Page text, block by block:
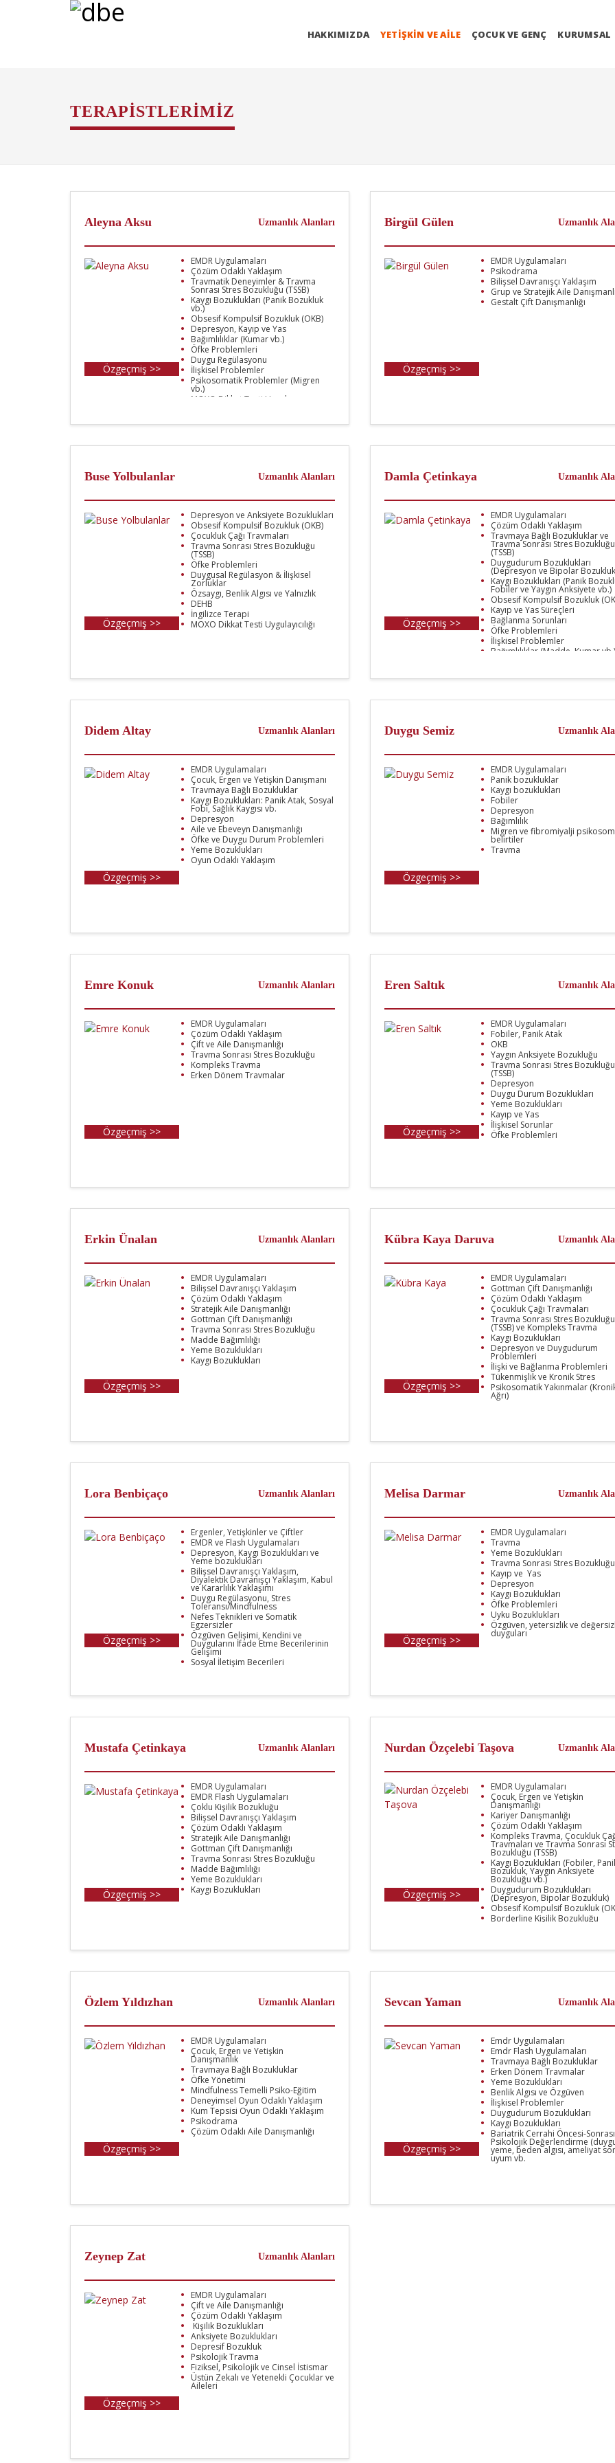
HAKKIMIZDA YETIŞKIN VE AILE ÇOCUK VE GENÇ KURUMSAL
TERAPISTLERIMIZ
Aleyna Aksu Uzmanlık Alanları
EMDR Uygulamaları
Çözüm Odaklı Yaklaşım
Travmatik Deneyimler & Travma
Sonrası Stres Bozukluğu (TSSB)
Kaygı Bozuklukları (Panik Bozukluk
vb.)
Obsesif Kompulsif Bozukluk (OKB)
Depresyon, Kayıp ve Yas
Bağımlılıklar (Kumar vb.)
Öfke Problemleri
Duygu Regülasyonu
İlişkisel Problemler
Psikosomatik Problemler (Migren
vb.)
MOXO Dikkat Testi Uygulaması
Özgeçmiş >>
Birgül Gülen Uzmanlık
EMDR Uygulamaları
Psikodrama
Bilişsel Davranışçı Yaklaşım
Grup ve Stratejik Aile
Gestalt Çift Danışmanlığı
Özgeçmiş >>
Buse Yolbulanlar Uzmanlık Alanları
Depresyon ve Anksiyete Bozuklukları
Obsesif Kompulsif Bozukluk (OKB)
Çocukluk Çağı Travmaları
Travma Sonrası Stres Bozukluğu
(TSSB)
Öfke Problemleri
Duygusal Regülasyon & İlişkisel
Zorluklar
Özsaygı, Benlik Algısı ve Yalnızlık
DEHB
İngilizce Terapi
MOXO Dikkat Testi Uygulayıcılığı
Özgeçmiş >>
Damla Çetinkaya Uzmanlık
EMDR Uygulamaları
Çözüm Odaklı Yaklaşım
Travmaya Bağlı Bozukluklar ve
Travma Sonrası Stres Bozukluğu
(TSSB)
Duygudurum Bozuklukları
(Depresyon ve Bipolar
Kaygı Bozuklukları (Panik
Fobiler ve Yaygın Anksiyete vb.)
Obsesif Kompulsif Bozukluk
Kayıp ve Yas Süreçleri
Bağlanma Sorunları
Öfke Problemleri
İlişkisel Problemler
Bağımlılıklar (Madde, Kumar vb.)
Moxo Dikkat Ölçme Testi
Özgeçmiş >>
Didem Altay Uzmanlık Alanları
EMDR Uygulamaları
Çocuk, Ergen ve Yetişkin Danışmanı
Travmaya Bağlı Bozukluklar
Kaygı Bozuklukları: Panik Atak, Sosyal
Fobi, Sağlık Kaygısı vb.
Depresyon
Aile ve Ebeveyn Danışmanlığı
Öfke ve Duygu Durum Problemleri
Yeme Bozuklukları
Oyun Odaklı Yaklaşım
Özgeçmiş >>
Duygu Semiz Uzmanlık
EMDR Uygulamaları
Panik bozukluklar
Kaygı bozuklukları
Fobiler
Depresyon
Bağımlılık
Migren ve fibromiyalji
belirtiler
Travma
Özgeçmiş >>
Emre Konuk Uzmanlık Alanları
EMDR Uygulamaları
Çözüm Odaklı Yaklaşım
Çift ve Aile Danışmanlığı
Travma Sonrası Stres Bozukluğu
Kompleks Travma
Erken Dönem Travmalar
Özgeçmiş >>
Eren Saltık Uzmanlık
EMDR Uygulamaları
Fobiler, Panik Atak
OKB
Yaygın Anksiyete Bozukluğu
Travma Sonrası Stres Bozukluğu
(TSSB)
Depresyon
Duygu Durum Bozuklukları
Yeme Bozuklukları
Kayıp ve Yas
İlişkisel Sorunlar
Öfke Problemleri
Özgeçmiş >>
Erkin Ünalan Uzmanlık Alanları
EMDR Uygulamaları
Bilişsel Davranışçı Yaklaşım
Çözüm Odaklı Yaklaşım
Stratejik Aile Danışmanlığı
Gottman Çift Danışmanlığı
Travma Sonrası Stres Bozukluğu
Madde Bağımlılığı
Yeme Bozuklukları
Kaygı Bozuklukları
Özgeçmiş >>
Kübra Kaya Daruva Uzmanlık
EMDR Uygulamaları
Gottman Çift Danışmanlığı
Çözüm Odaklı Yaklaşım
Çocukluk Çağı Travmaları
Travma Sonrası Stres Bozukluğu
(TSSB) ve Kompleks Travma
Kaygı Bozuklukları
Depresyon ve Duygudurum
Problemleri
İlişki ve Bağlanma Problemleri
Tükenmişlik ve Kronik Stres
Psikosomatik Yakınmalar
Ağrı)
Özgeçmiş >>
Lora Benbiçaço Uzmanlık Alanları
Ergenler, Yetişkinler ve Çiftler
EMDR ve Flash Uygulamaları
Depresyon, Kaygı Bozuklukları ve
Yeme bozuklukları
Bilişsel Davranışçı Yaklaşım,
Diyalektik Davranışçı Yaklaşım, Kabul
ve Kararlılık Yaklaşımı
Duygu Regülasyonu, Stres
Toleransı/Mindfulness
Nefes Teknikleri ve Somatik
Egzersizler
Özgüven Gelişimi, Kendini ve
Duygularını İfade Etme Becerilerinin
Gelişimi
​Sosyal İletişim Becerileri
Özgeçmiş >>
Melisa Darmar Uzmanlık
EMDR Uygulamaları
Travma
Yeme Bozuklukları
Travma Sonrası Stres Bozukluğu
Kayıp ve Yas
Depresyon
Kaygı Bozuklukları
Öfke Problemleri
Uyku Bozuklukları
Özgüven, yetersizlik ve
duyguları
Özgeçmiş >>
Mustafa Çetinkaya Uzmanlık Alanları
EMDR Uygulamaları
EMDR Flash Uygulamaları
Çoklu Kişilik Bozukluğu
Bilişsel Davranışçı Yaklaşım
Çözüm Odaklı Yaklaşım
Stratejik Aile Danışmanlığı
Gottman Çift Danışmanlığı
Travma Sonrası Stres Bozukluğu
Madde Bağımlılığı
Yeme Bozuklukları
Kaygı Bozuklukları
Özgeçmiş >>
Nurdan Özçelebi Taşova Uzmanlık
EMDR Uygulamaları
Çocuk, Ergen ve Yetişkin
Danışmanlığı
Kariyer Danışmanlığı
Çözüm Odaklı Yaklaşım
Kompleks Travma, Çocukluk
Travmaları ve Travma Sonrası
Bozukluğu (TSSB)
Kaygı Bozuklukları (Fobiler,
Bozukluk, Yaygın Anksiyete
Bozukluğu vb.)
Duygudurum Bozuklukları
(Depresyon, Bipolar Bozukluk)
Obsesif Kompulsif Bozukluk
Borderline Kişilik Bozukluğu
Aile İçi İletişim Problemleri
Psikosomatik Problemler
Özgeçmiş >>
Özlem Yıldızhan Uzmanlık Alanları
EMDR Uygulamaları
Çocuk, Ergen ve Yetişkin
Danışmanlık
Travmaya Bağlı Bozukluklar
Öfke Yönetimi
Mindfulness Temelli Psiko-Eğitim
Deneyimsel Oyun Odaklı Yaklaşım
Kum Tepsisi Oyun Odaklı Yaklaşım
Psikodrama
Çözüm Odaklı Aile Danışmanlığı
Özgeçmiş >>
Sevcan Yaman Uzmanlık
Emdr Uygulamaları
Emdr Flash Uygulamaları
Travmaya Bağlı Bozukluklar
Erken Dönem Travmalar
Yeme Bozuklukları
Benlik Algısı ve Özgüven
İlişkisel Problemler
Duygudurum Bozuklukları
Kaygı Bozuklukları
Bariatrik Cerrahi Öncesi-Sonrası
Psikolojik Değerlendirme
yeme, beden algısı, ameliyat
uyum vb.
Özgeçmiş >>
Zeynep Zat Uzmanlık Alanları
EMDR Uygulamaları
Çift ve Aile Danışmanlığı
Çözüm Odaklı Yaklaşım
Kişilik Bozuklukları
Anksiyete Bozuklukları
Depresif Bozukluk
Psikolojik Travma
Fiziksel, Psikolojik ve Cinsel İstismar
Üstün Zekalı ve Yetenekli Çocuklar ve
Aileleri
Özgeçmiş >>